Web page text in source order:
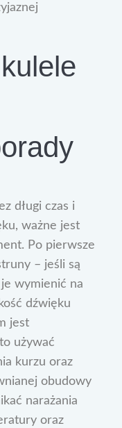
długi czas i
ważne jest
Po pierwsze
– jeśli są
wymienić na
dźwięku
jest
używać
kurzu oraz
obudowy
narażania
oraz